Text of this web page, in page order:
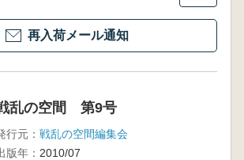
再入荷メール通知
乱の空間 第9号
行元： 戦乱の空間編集会
版年： 2010/07